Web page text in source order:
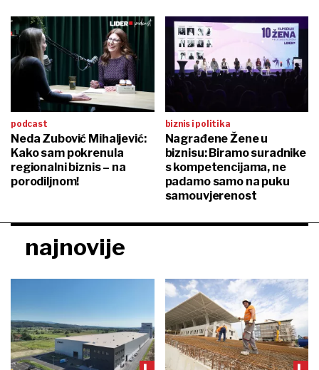
podcast
Neda Zubović Mihaljević:
Kako sam pokrenula
regionalni biznis – na
porodiljnom!
biznis i politika
Nagrađene Žene u
biznisu: Biramo suradnike
s kompetencijama, ne
padamo samo na puku
samouvjerenost
najnovije